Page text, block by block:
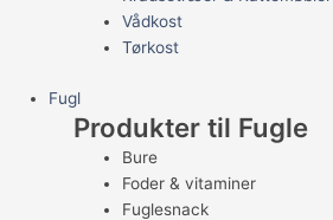
Vådkost
Tørkost
Fugl
Produkter til Fugle
Bure
Foder & vitaminer
Fuglesnack